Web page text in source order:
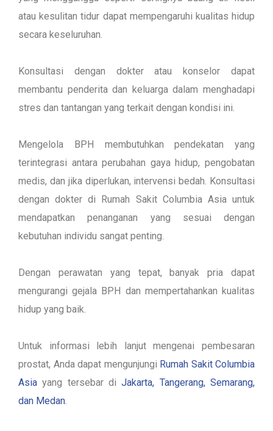
atau kesulitan tidur dapat mempengaruhi kualitas hidup
secara keseluruhan.
Konsultasi dengan dokter atau konselor dapat
membantu penderita dan keluarga dalam menghadapi
stres dan tantangan yang terkait dengan kondisi ini.
Mengelola BPH membutuhkan pendekatan yang
terintegrasi antara perubahan gaya hidup, pengobatan
medis, dan jika diperlukan, intervensi bedah. Konsultasi
dengan dokter di Rumah Sakit Columbia Asia untuk
mendapatkan penanganan yang sesuai dengan
kebutuhan individu sangat penting.
Dengan perawatan yang tepat, banyak pria dapat
mengurangi gejala BPH dan mempertahankan kualitas
hidup yang baik.
Untuk informasi lebih lanjut mengenai pembesaran
prostat, Anda dapat mengunjungi Rumah Sakit Columbia
Asia yang tersebar diJakarta, Tangerang, Semarang,
dan Medan.